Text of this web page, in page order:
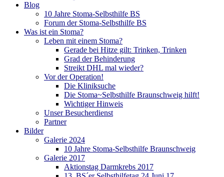
Blog
10 Jahre Stoma-Selbsthilfe BS
Forum der Stoma-Selbsthilfe BS
Was ist ein Stoma?
Leben mit einem Stoma?
Gerade bei Hitze gilt: Trinken, Trinken
Grad der Behinderung
Streikt DHL mal wieder?
Vor der Operation!
Die Kliniksuche
Die Stoma~Selbsthilfe Braunschweig hilft!
Wichtiger Hinweis
Unser Besucherdienst
Partner
Bilder
Galerie 2024
10 Jahre Stoma-Selbsthilfe Braunschweig
Galerie 2017
Aktionstag Darmkrebs 2017